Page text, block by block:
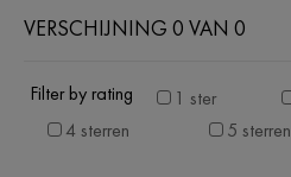
VERSCHIJNING 0 VAN 0
Filter by rating 1 ster
4 sterren
5 sterren